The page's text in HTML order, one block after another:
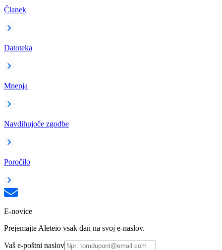
Članek
Datoteka
Mnenja
Navdihujoče zgodbe
Poročilo
E-novice
Prejemajte Aleteio vsak dan na svoj e-naslov.
Vaš e-poštni naslov